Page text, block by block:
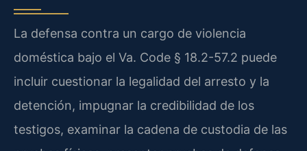
La defensa contra un cargo de violencia
doméstica bajo el Va. Code § 18.2-57.2 puede
incluir cuestionar la legalidad del arresto y la
detención, impugnar la credibilidad de los
testigos, examinar la cadena de custodia de las